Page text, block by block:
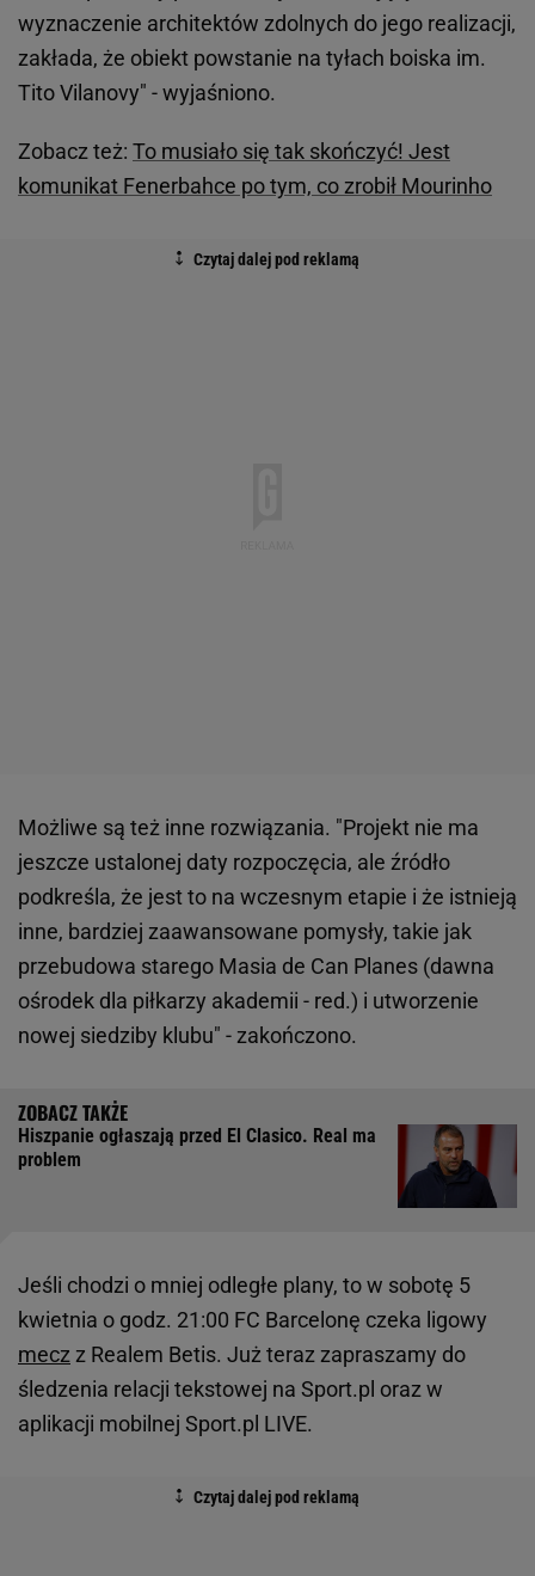
wyznaczenie architektów zdolnych do jego realizacji,
zakłada, że obiekt powstanie na tyłach boiska im.
Tito Vilanovy" - wyjaśniono.
Zobacz też: To musiało się tak skończyć! Jest
komunikat Fenerbahce po tym, co zrobił Mourinho
Możliwe są też inne rozwiązania. "Projekt nie ma
jeszcze ustalonej daty rozpoczęcia, ale źródło
podkreśla, że jest to na wczesnym etapie i że istnieją
inne, bardziej zaawansowane pomysły, takie jak
przebudowa starego Masia de Can Planes (dawna
ośrodek dla piłkarzy akademii - red.) i utworzenie
nowej siedziby klubu" - zakończono.
Hiszpanie ogłaszają przed El Clasico. Real ma
problem
Jeśli chodzi o mniej odległe plany, to w sobotę 5
kwietnia o godz. 21:00 FC Barcelonę czeka ligowy
mecz z Realem Betis. Już teraz zapraszamy do
śledzenia relacji tekstowej na Sport.pl oraz w
aplikacji mobilnej Sport.pl LIVE.